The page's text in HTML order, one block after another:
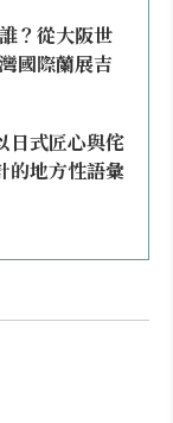
？從大阪世
國際蘭展吉
日式匠心與侘
的地方性語彙